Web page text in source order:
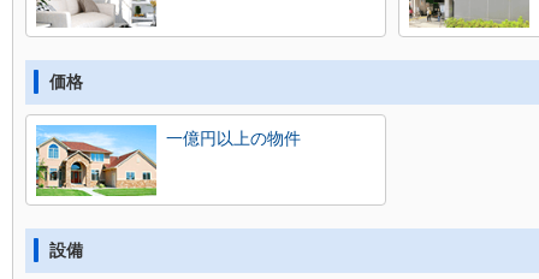
価格
一億円以上の物件
設備